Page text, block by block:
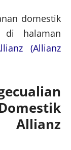
domestik
di halaman
(Allianz